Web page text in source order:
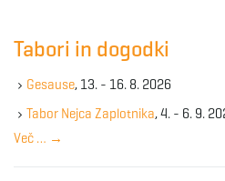
e
y
w
r
Tabori in dogodki
Gesause, 13. - 16. 8. 2026
Tabor Nejca Zaplotnika, 4. - 6. 9.
Več … →